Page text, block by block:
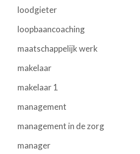
loodgieter
loopbaancoaching
maatschappelijk werk
makelaar
makelaar 1
management
management in de zorg
manager